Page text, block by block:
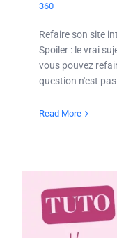
360
Refaire son site
Spoiler : le vrai
vous pouvez
question n'est
Read More